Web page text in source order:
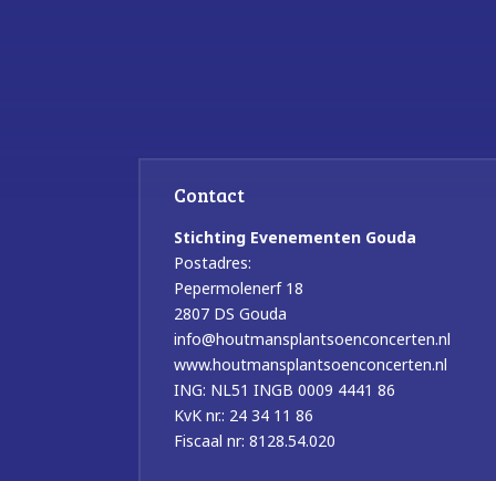
Contact
Stichting Evenementen Gouda
Postadres:
Pepermolenerf 18
2807 DS Gouda
info@houtmansplantsoenconcerten.nl
www.houtmansplantsoenconcerten.nl
ING: NL51 INGB 0009 4441 86
KvK nr.: 24 34 11 86
Fiscaal nr: 8128.54.020